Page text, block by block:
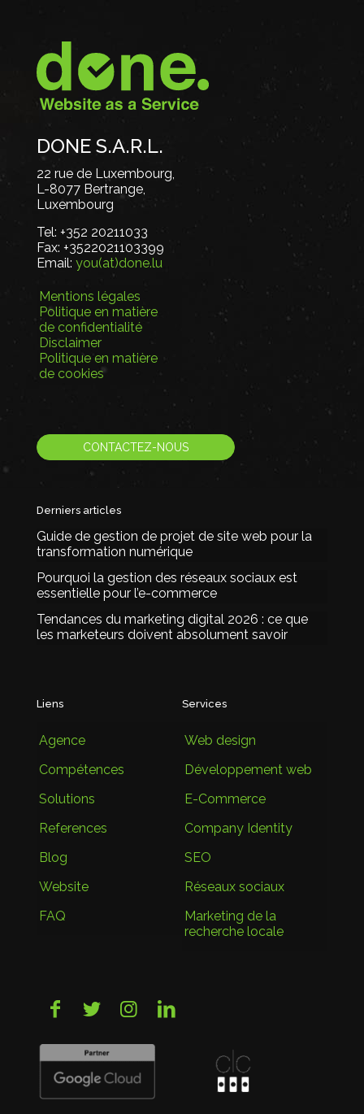
DONE S.A.R.L.
22 rue de Luxembourg,
L-8077 Bertrange,
Luxembourg
Tel: +352 20211033
Fax: +3522021103399
Email: you(at)done.lu
Mentions légales
Politique en matière
de confidentialité
Disclaimer
Politique en matière
de cookies
CONTACTEZ-NOUS
Derniers articles
Guide de gestion de projet de site web pour la
transformation numérique
Pourquoi la gestion des réseaux sociaux est
essentielle pour l’e-commerce
Tendances du marketing digital 2026 : ce que
les marketeurs doivent absolument savoir
Liens
Agence
Compétences
Solutions
References
Blog
Website
FAQ
Services
Web design
Développement web
E-Commerce
Company Identity
SEO
Réseaux sociaux
Marketing de la
recherche locale